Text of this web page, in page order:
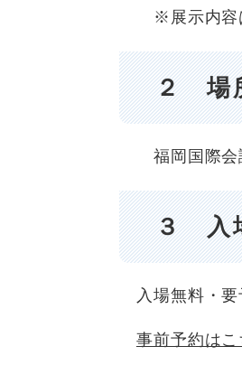
※展示内容は
２ 場
福岡国際会
３ 入
入場無料・要
事前予約はこ